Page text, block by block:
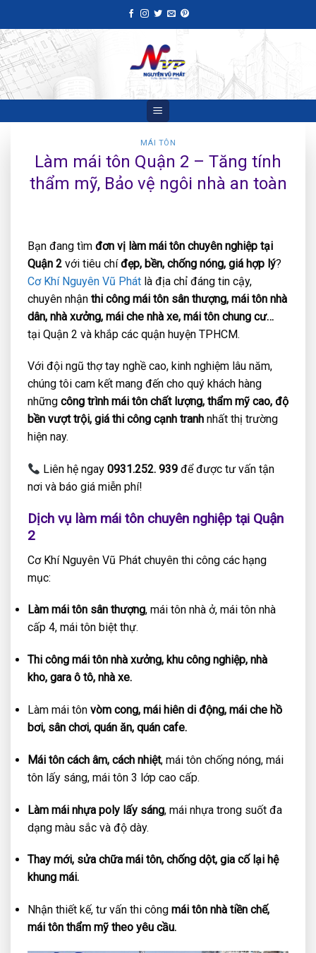
to
content
MÁI TÔN
Làm mái tôn Quận 2 – Tăng tính
thẩm mỹ, Bảo vệ ngôi nhà an toàn
Bạn đang tìm đơn vị làm mái tôn chuyên nghiệp tại
Quận 2 với tiêu chíđẹp, bền, chống nóng, giá hợp lý?
Cơ Khí Nguyên Vũ Phát là địa chỉ đáng tin cậy,
chuyên nhận thi công mái tôn sân thượng, mái tôn nhà
dân, nhà xưởng, mái che nhà xe, mái tôn chung cư…
tại Quận 2 và khắp các quận huyện TPHCM.
Với đội ngũ thợ tay nghề cao, kinh nghiệm lâu năm,
chúng tôi cam kết mang đến cho quý khách hàng
những công trình mái tôn chất lượng, thẩm mỹ cao, độ
bền vượt trội, giá thi công cạnh tranh nhất thị trường
hiện nay.
Liên hệ ngay0931.252. 939để được tư vấn tận
nơi và báo giá miễn phí!
Dịch vụ làm mái tôn chuyên nghiệp tại Quận
2
Cơ Khí Nguyên Vũ Phát chuyên thi công các hạng
mục:
Làm mái tôn sân thượng, mái tôn nhà ở, mái tôn nhà
cấp 4, mái tôn biệt thự.
Thi công mái tôn nhà xưởng, khu công nghiệp, nhà
kho, gara ô tô, nhà xe.
Làm mái tôn vòm cong, mái hiên di động, mái che hồ
bơi, sân chơi, quán ăn, quán cafe.
Mái tôn cách âm, cách nhiệt, mái tôn chống nóng, mái
tôn lấy sáng, mái tôn 3 lớp cao cấp.
Làm mái nhựa poly lấy sáng, mái nhựa trong suốt đa
dạng màu sắc và độ dày.
Thay mới, sửa chữa mái tôn, chống dột, gia cố lại hệ
khung mái.
Nhận thiết kế, tư vấn thi công mái tôn nhà tiền chế,
mái tôn thẩm mỹ theo yêu cầu.